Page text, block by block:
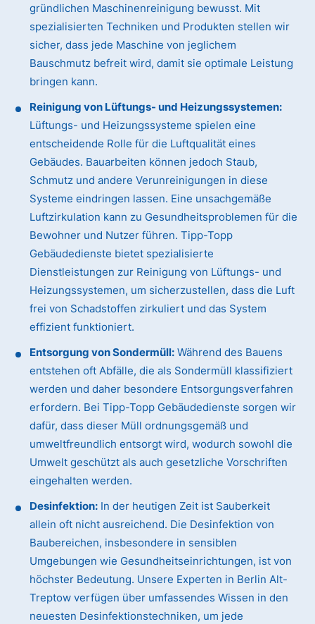
gründlichen Maschinenreinigung bewusst. Mit
spezialisierten Techniken und Produkten stellen wir
sicher, dass jede Maschine von jeglichem
Bauschmutz befreit wird, damit sie optimale Leistung
bringen kann.
Reinigung von Lüftungs- und Heizungssystemen:
Lüftungs- und Heizungssysteme spielen eine
entscheidende Rolle für die Luftqualität eines
Gebäudes. Bauarbeiten können jedoch Staub,
Schmutz und andere Verunreinigungen in diese
Systeme eindringen lassen. Eine unsachgemäße
Luftzirkulation kann zu Gesundheitsproblemen für die
Bewohner und Nutzer führen. Tipp-Topp
Gebäudedienste bietet spezialisierte
Dienstleistungen zur Reinigung von Lüftungs- und
Heizungssystemen, um sicherzustellen, dass die Luft
frei von Schadstoffen zirkuliert und das System
effizient funktioniert.
Entsorgung von Sondermüll: Während des Bauens
entstehen oft Abfälle, die als Sondermüll klassifiziert
werden und daher besondere Entsorgungsverfahren
erfordern. Bei Tipp-Topp Gebäudedienste sorgen wir
dafür, dass dieser Müll ordnungsgemäß und
umweltfreundlich entsorgt wird, wodurch sowohl die
Umwelt geschützt als auch gesetzliche Vorschriften
eingehalten werden.
Desinfektion: In der heutigen Zeit ist Sauberkeit
allein oft nicht ausreichend. Die Desinfektion von
Baubereichen, insbesondere in sensiblen
Umgebungen wie Gesundheitseinrichtungen, ist von
höchster Bedeutung. Unsere Experten in Berlin Alt-
Treptow verfügen über umfassendes Wissen in den
neuesten Desinfektionstechniken, um jede